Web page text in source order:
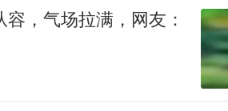
，气场拉满，网友：